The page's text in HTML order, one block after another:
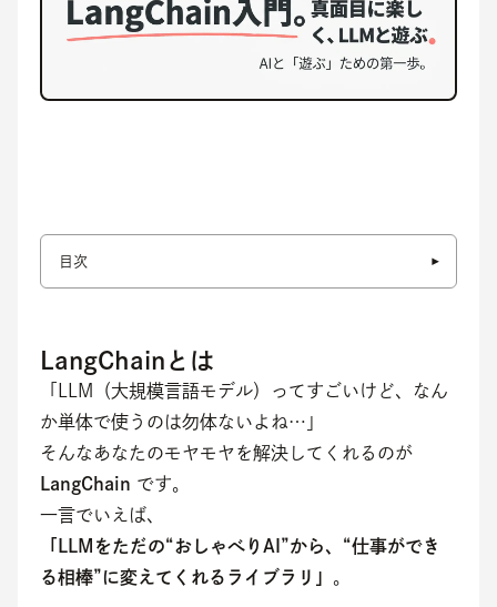
目次
LangChainとは
「LLM（大規模言語モデル）ってすごいけど、なん
か単体で使うのは勿体ないよね…」
LangChain です。
一言でいえば、
「LLMをただの“おしゃべりAI”から、“仕事ができ
る相棒”に変えてくれるライブラリ」 。